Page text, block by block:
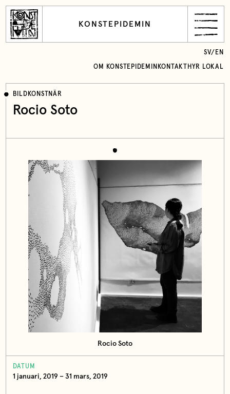
KONSTEPIDEMIN
OM KONSTEPIDEMIN KONTAKT HYR LOKAL
SV/ EN
BILDKONSTNÄR
Rocio Soto
Rocio Soto
DATUM
1 januari, 2019 – 31 mars, 2019